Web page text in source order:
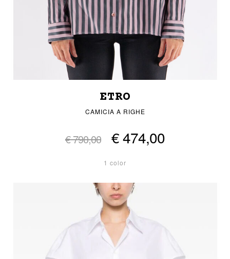
ETRO
CAMICIA A RIGHE
€ 790,00 € 474,00
1 color